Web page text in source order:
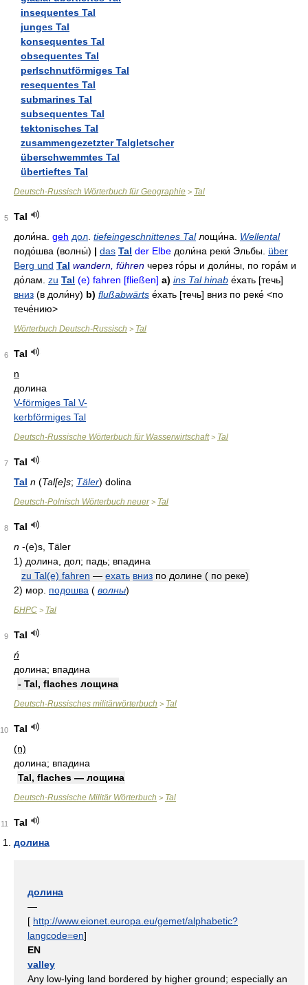
insequentes Tal
junges Tal
konsequentes Tal
obsequentes Tal
perlschnutförmiges Tal
resequentes Tal
submarines Tal
subsequentes Tal
tektonisches Tal
zusammengezetzter Talgletscher
überschwemmtes Tal
übertieftes Tal
Deutsch-Russisch Wörterbuch für Geographie > Tal
5
Tal
доли́на geh дол tiefeingeschnittenes Tal лощи́на
Wellental
подо́шва (волны́) | das Tal der Elbe доли́на реки́ Эльбы über
Berg und Tal wandern, führen через го́ры и доли́ны по гора́м и
до́лам zu Tal (e) fahren [fließen] a) ins Tal hinab е́хать [течь]
вниз (в доли́ну) b) flußabwärts е́хать [течь] вниз по реке́ <по
тече́нию>
Wörterbuch Deutsch-Russisch > Tal
6
Tal
n
долина
V-förmiges Tal V-
kerbförmiges Tal
Deutsch-Russische Wörterbuch für Wasserwirtschaft> Tal
7
Tal
Tal n (Tal[e]s; Täler) dolina
Deutsch-Polnisch Wörterbuch neuer> Tal
8
Tal
n -(e)s, Täler
1) долина, дол; падь; впадина
zu Tal(e) fahren — ехать вниз по долине ( по реке)
2) мор. подошва ( волны)
БНРС > Tal
9
Tal
ń
долина; впадина
- Tal, flaches лощина
Deutsch-Russisches militärwörterbuch > Tal
10
Tal
(n)
долина; впадина
Tal, flaches — лощина
Deutsch-Russische Militär Wörterbuch > Tal
11
Tal
долина
долина
—
[ http://www.eionet.europa.eu/gemet/alphabetic?
langcode=en]
EN
valley
Any low-lying land bordered by higher ground; especially an